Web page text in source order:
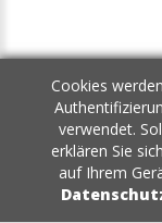
Cookies
verwendet.
erklären Sie
auf Ihrem